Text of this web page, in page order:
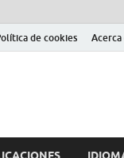
de cookies Acerca